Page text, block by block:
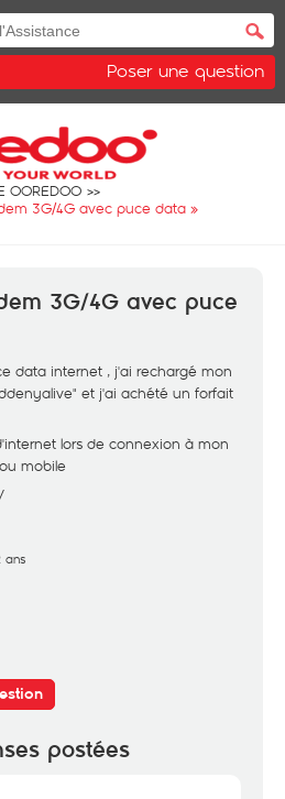
Poser une question
OOREDOO
3G/4G avec puce data »
3G/4G avec puce
data internet , j'ai rechargé mon
et j'ai achété un forfait
lors de connexion à mon
mobile
ans
postées